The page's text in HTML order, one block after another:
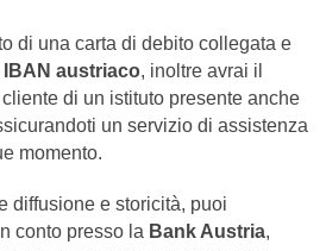
di una carta di debito collegata e
austriaco, inoltre avrai il
di un istituto presente anche
un servizio di assistenza
momento.
diffusione e storicità, puoi
conto presso la Bank Austria,